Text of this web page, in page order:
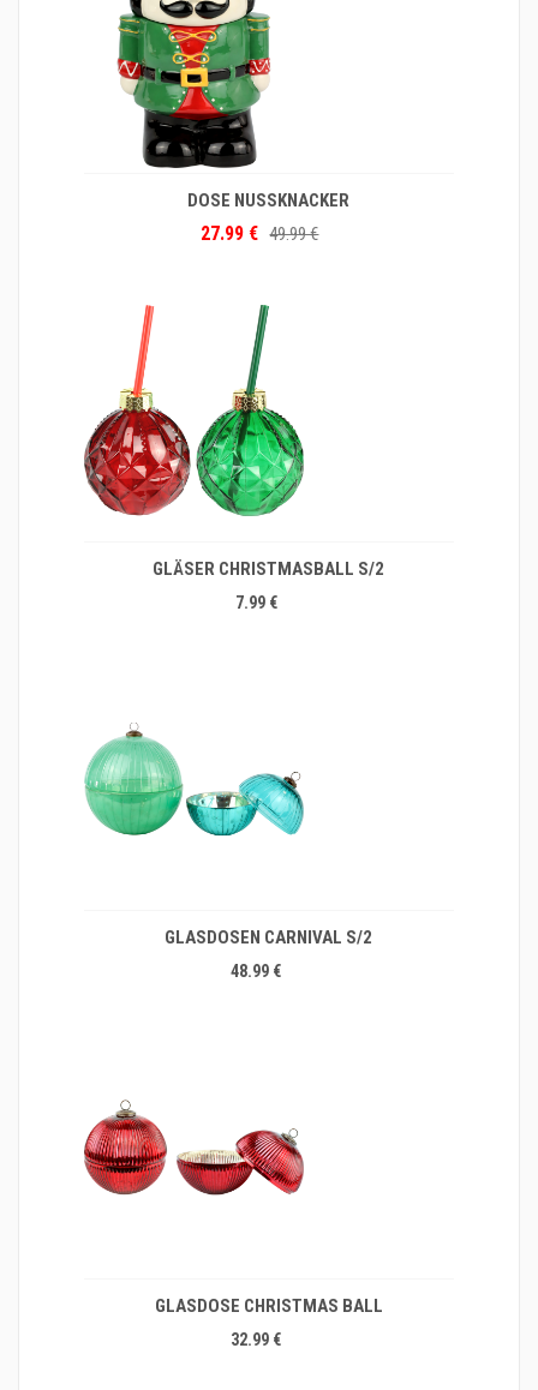
DOSE NUSSKNACKER
27.99 € 49.99 €
GLÄSER CHRISTMASBALL S/2
7.99 €
GLASDOSEN CARNIVAL S/2
48.99 €
GLASDOSE CHRISTMAS BALL
32.99 €